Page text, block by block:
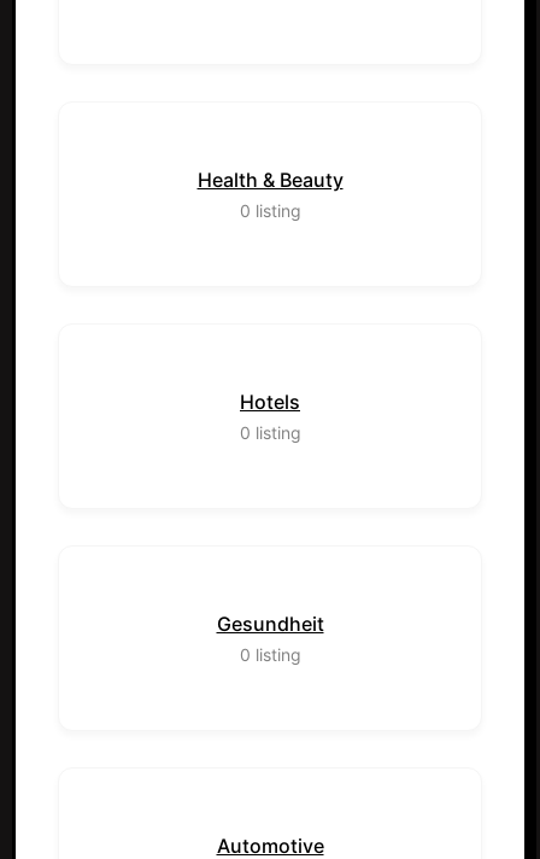
Health & Beauty
0 listing
Hotels
0 listing
Gesundheit
0 listing
Automotive